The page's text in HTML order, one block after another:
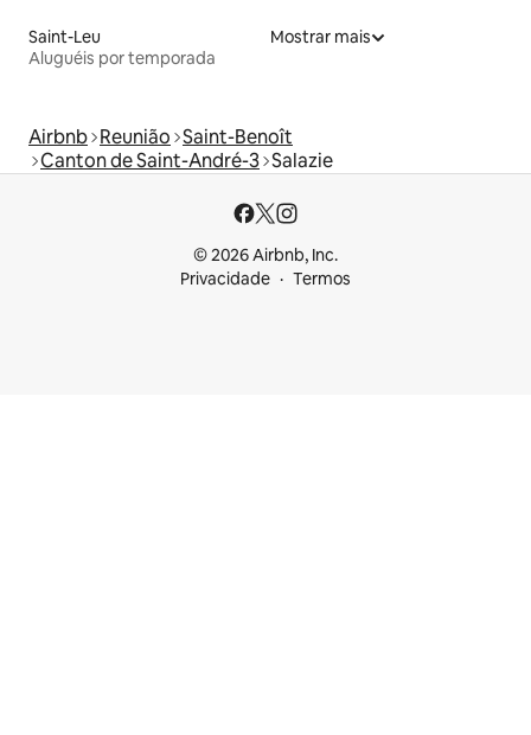
Saint-Leu
Aluguéis por temporada
Mostrar mais
Airbnb Reunião Saint-Benoît
Canton de Saint-André-3 Salazie
© 2026 Airbnb, Inc.
Privacidade
Termos